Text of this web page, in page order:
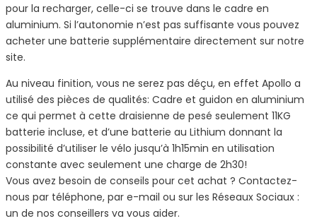
pour la recharger, celle-ci se trouve dans le cadre en
aluminium. Si l’autonomie n’est pas suffisante vous pouvez
acheter une batterie supplémentaire directement sur notre
site.
Au niveau finition, vous ne serez pas déçu, en effet Apollo a
utilisé des pièces de qualités: Cadre et guidon en aluminium
ce qui permet à cette draisienne de pesé seulement 11KG
batterie incluse, et d’une batterie au Lithium donnant la
possibilité d’utiliser le vélo jusqu’à 1h15min en utilisation
constante avec seulement une charge de 2h30!
Vous avez besoin de conseils pour cet achat ? Contactez-
nous par téléphone, par e-mail ou sur les Réseaux Sociaux :
un de nos conseillers va vous aider.